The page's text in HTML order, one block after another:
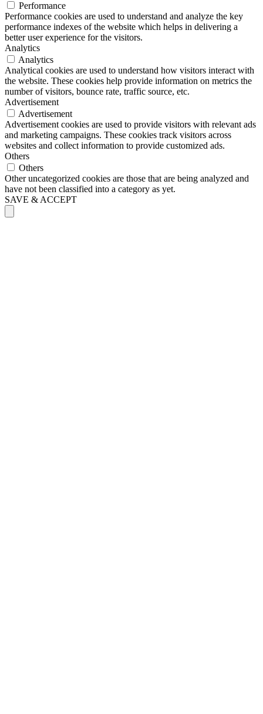
Performance
Performance cookies are used to understand and analyze the key
performance indexes of the website which helps in delivering a
better user experience for the visitors.
Analytics
Analytics
Analytical cookies are used to understand how visitors interact with
the website. These cookies help provide information on metrics the
number of visitors, bounce rate, traffic source, etc.
Advertisement
Advertisement
Advertisement cookies are used to provide visitors with relevant ads
and marketing campaigns. These cookies track visitors across
websites and collect information to provide customized ads.
Others
Others
Other uncategorized cookies are those that are being analyzed and
have not been classified into a category as yet.
SAVE & ACCEPT